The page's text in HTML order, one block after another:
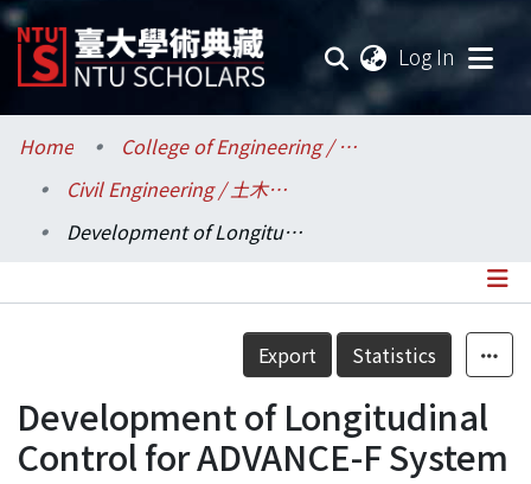
Log In
Communities & Collections
Research Outputs
Statistics
Home
College of Engineering / 工學院
Civil Engineering / 土木工程學系
Development of Longitudinal Control for ADVANCE-F System
Details
Export Statistics
Development of Longitudinal
Control for ADVANCE-F System